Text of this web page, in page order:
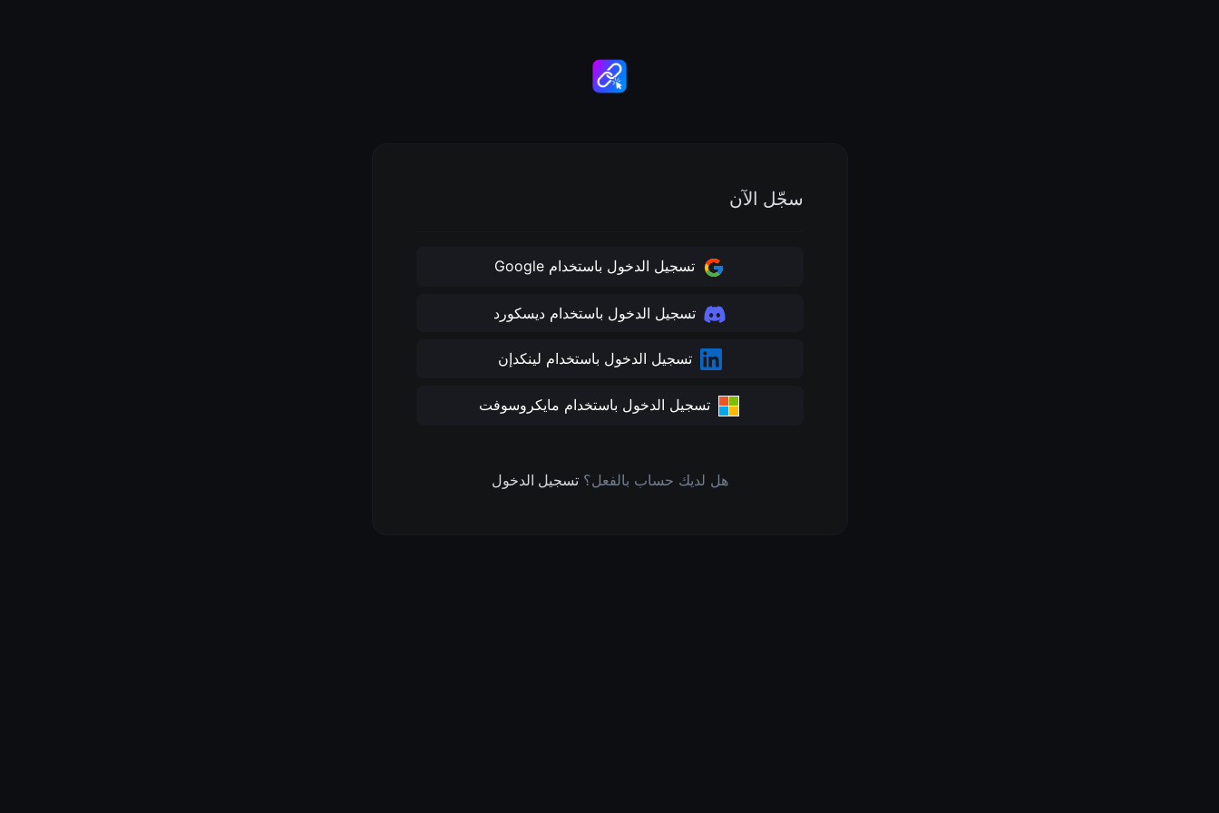
سجّل الآن
تسجيل الدخول باستخدام Google
تسجيل الدخول باستخدام ديسكورد
تسجيل الدخول باستخدام لينكدإن
تسجيل الدخول باستخدام مايكروسوفت
هل لديك حساب بالفعل؟تسجيل الدخول